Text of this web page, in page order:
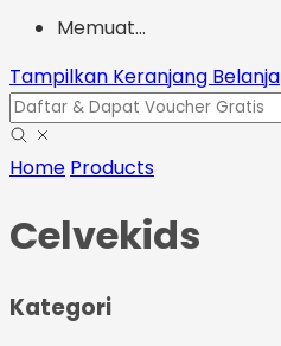
Memuat...
Tampilkan Keranjang Belanja
Home Products
Celvekids
Kategori